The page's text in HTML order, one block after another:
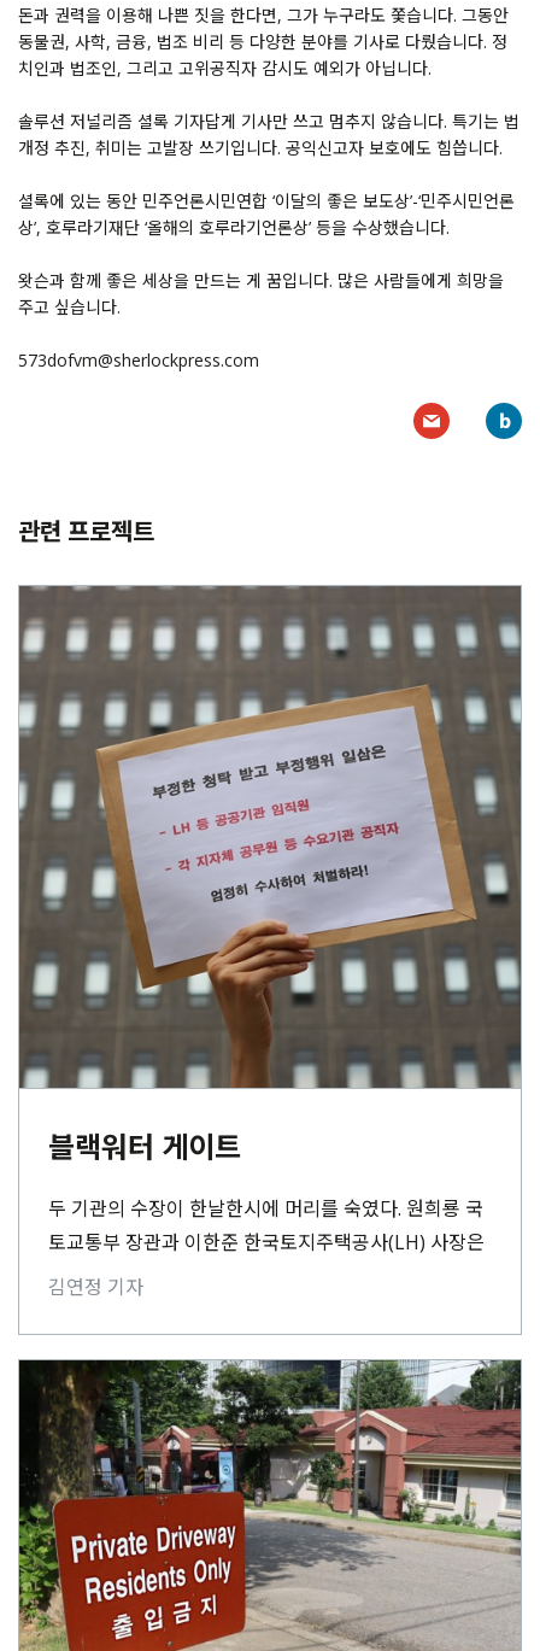
돈과 권력을 이용해 나쁜 짓을 한다면, 그가 누구라도 쫓습니다. 그동안
동물권, 사학, 금융, 법조 비리 등 다양한 분야를 기사로 다뤘습니다. 정
치인과 법조인, 그리고 고위공직자 감시도 예외가 아닙니다.
솔루션 저널리즘 셜록 기자답게 기사만 쓰고 멈추지 않습니다. 특기는 법
개정 추진, 취미는 고발장 쓰기입니다. 공익신고자 보호에도 힘씁니다.
셜록에 있는 동안 민주언론시민연합 ‘이달의 좋은 보도상’-‘민주시민언론
상’, 호루라기재단 ‘올해의 호루라기언론상’ 등을 수상했습니다.
왓슨과 함께 좋은 세상을 만드는 게 꿈입니다. 많은 사람들에게 희망을
주고 싶습니다.
573dofvm@sherlockpress.com
관련 프로젝트
블랙워터 게이트
두 기관의 수장이 한날한시에 머리를 숙였다. 원희룡 국
토교통부 장관과 이한준 한국토지주택공사(LH) 사장은
지난 7월 30일 경기 시흥시 은계 공공주택지구 아파
김연정 기자